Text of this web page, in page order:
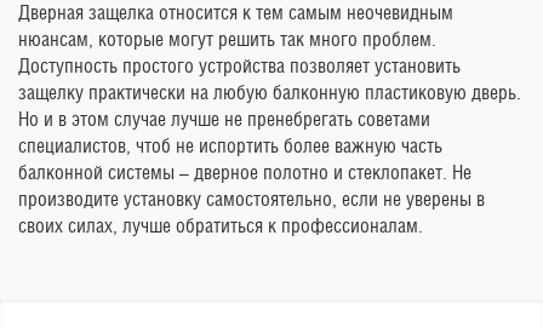
Дверная защелка относится к тем самым неочевидным
нюансам, которые могут решить так много проблем.
Доступность простого устройства позволяет установить
защелку практически на любую балконную пластиковую дверь.
Но и в этом случае лучше не пренебрегать советами
специалистов, чтоб не испортить более важную часть
балконной системы – дверное полотно и стеклопакет. Не
производите установку самостоятельно, если не уверены в
своих силах, лучше обратиться к профессионалам.